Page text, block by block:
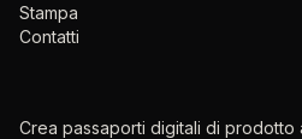
Stampa
Contatti
Crea passaporti digitali di prodotto